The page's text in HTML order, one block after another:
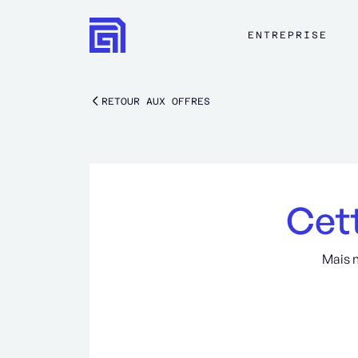
ENTREPRISE
RETOUR AUX OFFRES
Mais